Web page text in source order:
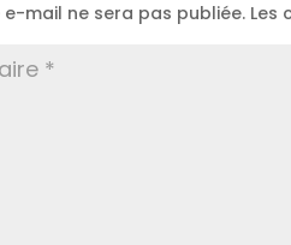
mail ne sera pas publiée. Les